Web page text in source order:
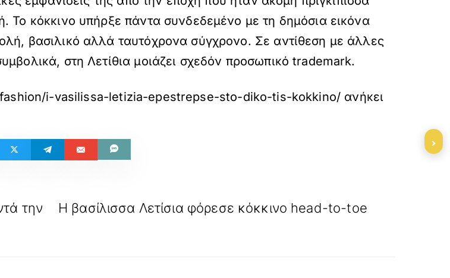
Το κόκκινο υπήρξε πάντα συνδεδεμένο με τη δημόσια εικόνα
βασιλικό αλλά ταυτόχρονα σύγχρονο. Σε αντίθεση με άλλες
στη Λετίθια μοιάζει σχεδόν προσωπικό trademark.
i-vasilissa-letizia-epestrepse-sto-diko-tis-kokkino/ ανήκει
την
Η βασίλισσα Λετίσια φόρεσε κόκκινο head-to-toe
›